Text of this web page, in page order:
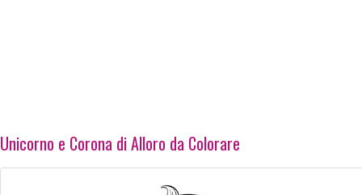
Unicorno e Corona di Alloro da Colorare